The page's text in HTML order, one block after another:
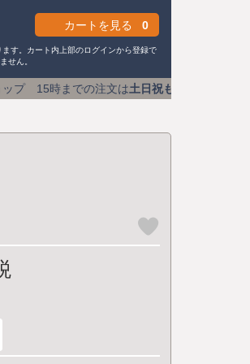
カートを見る 0
ます。カート内上部のログインから登録で
せん。
は 土日祝も即日発送送料590円 (1万円